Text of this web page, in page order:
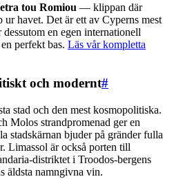
tou Romiou — klippan där
havet. Det är ett av Cyperns mest
en egen internationell
perfekt bas. Läs vår kompletta
och modernt#
stad och den mest kosmopolitiska.
Molos strandpromenad ger en
stadskärnan bjuder på gränder fulla
Limassol är också porten till
distriktet i Troodos-bergens
äldsta namngivna vin.